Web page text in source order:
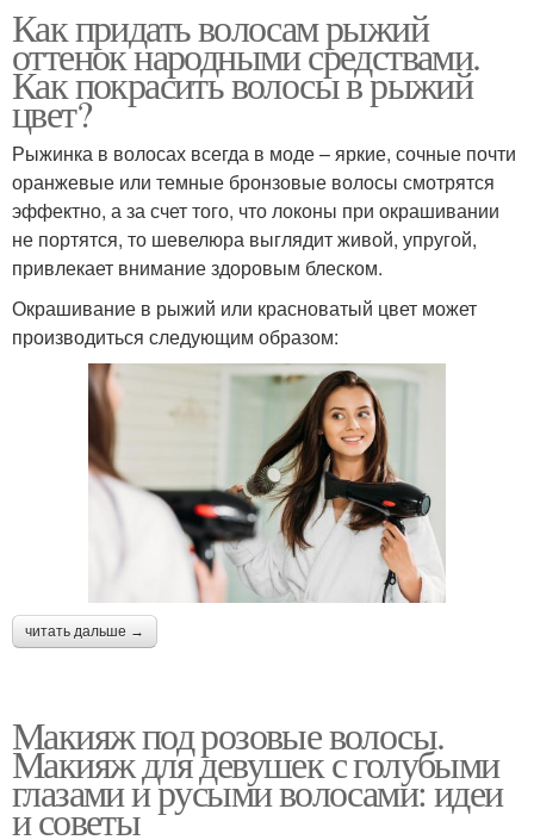
Как придать волосам рыжий
оттенок народными средствами.
Как покрасить волосы в рыжий
цвет?
Рыжинка в волосах всегда в моде – яркие, сочные почти
оранжевые или темные бронзовые волосы смотрятся
эффектно, а за счет того, что локоны при окрашивании
не портятся, то шевелюра выглядит живой, упругой,
привлекает внимание здоровым блеском.
Окрашивание в рыжий или красноватый цвет может
производиться следующим образом:
читать дальше →
Макияж под розовые волосы.
Макияж для девушек с голубыми
глазами и русыми волосами: идеи
и советы